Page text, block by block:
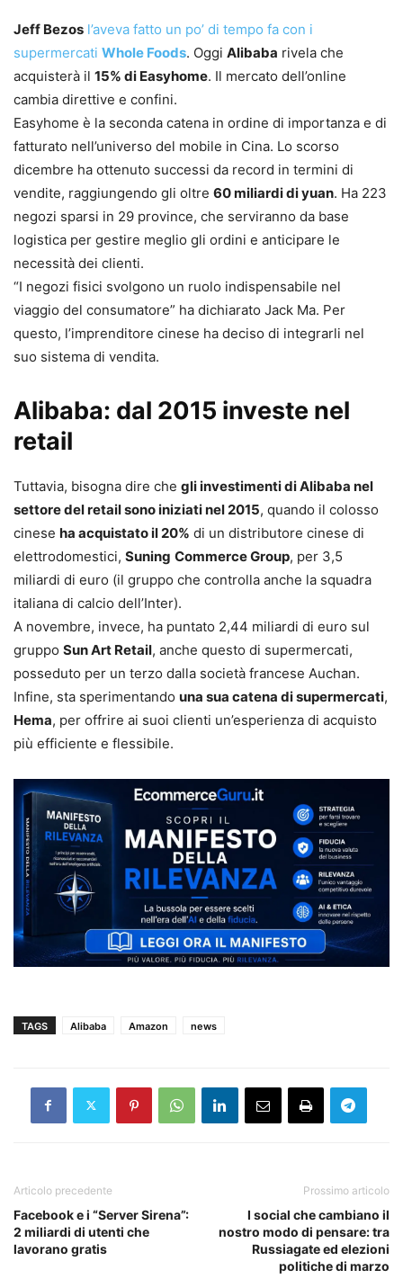
Jeff Bezos l’aveva fatto un po’ di tempo fa con i
supermercati Whole Foods. Oggi Alibaba rivela che
acquisterà il 15% di Easyhome. Il mercato dell’online
cambia direttive e confini.
Easyhome è la seconda catena in ordine di importanza e di
fatturato nell’universo del mobile in Cina. Lo scorso
dicembre ha ottenuto successi da record in termini di
vendite, raggiungendo gli oltre 60 miliardi di yuan. Ha 223
negozi sparsi in 29 province, che serviranno da base
logistica per gestire meglio gli ordini e anticipare le
necessità dei clienti.
“I negozi fisici svolgono un ruolo indispensabile nel
viaggio del consumatore” ha dichiarato Jack Ma. Per
questo, l’imprenditore cinese ha deciso di integrarli nel
suo sistema di vendita.
Alibaba: dal 2015 investe nel
retail
Tuttavia, bisogna dire che gli investimenti di Alibaba nel
settore del retail sono iniziati nel 2015, quando il colosso
cinese ha acquistato il 20% di un distributore cinese di
elettrodomestici, Suning Commerce Group, per 3,5
miliardi di euro (il gruppo che controlla anche la squadra
italiana di calcio dell’Inter).
A novembre, invece, ha puntato 2,44 miliardi di euro sul
gruppo Sun Art Retail, anche questo di supermercati,
posseduto per un terzo dalla società francese Auchan.
Infine, sta sperimentando una sua catena di supermercati,
Hema, per offrire ai suoi clienti un’esperienza di acquisto
più efficiente e flessibile.
TAGS Alibaba Amazon news
Articolo precedente
Facebook e i “Server Sirena”:
2 miliardi di utenti che
lavorano gratis
Prossimo articolo
I social che cambiano il
nostro modo di pensare: tra
Russiagate ed elezioni
politiche di marzo